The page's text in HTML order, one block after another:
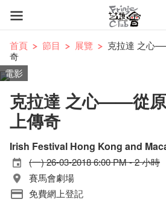
首頁 節目 展覽
克拉達 之心
奇
電影
克拉達 之心——從
上傳奇
Irish Festival Hong Kong and
(一) 26-03-2018 6:00 PM - 2 小時
賽馬會劇場
免費網上登記